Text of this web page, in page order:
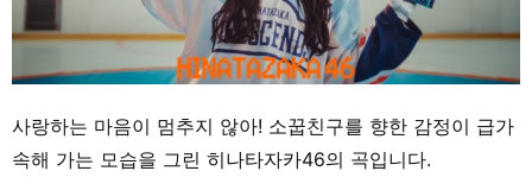
사랑하는 마음이 멈추지 않아! 소꿉친구를 향한 감정이 급가
속해 가는 모습을 그린 히나타자카46의 곡입니다.